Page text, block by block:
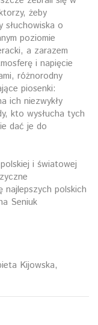
żeby
słuchowiska o
poziomie
a zarazem
i napięcie
różnorodny
piosenki:
ich niezwykły
kto wysłucha tych
dać je do
i światowej
najlepszych polskich
Seniuk
Kijowska,